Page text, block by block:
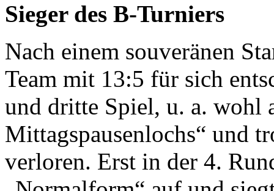
Sieger des B-Turniers
Nach einem souveränen
Team mit 13:5 für sich
und dritte Spiel, u. a. wohl
Mittagspausenlochs“ und
verloren. Erst in der 4.